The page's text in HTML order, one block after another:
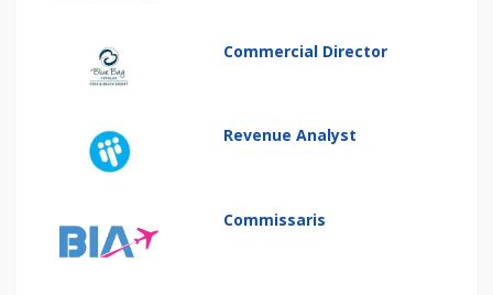
Commercial Director
Revenue Analyst
Commissaris